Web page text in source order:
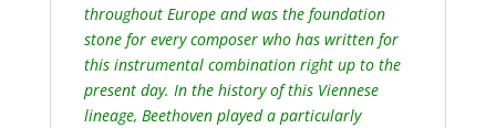
throughout Europe and was the foundation
stone for every composer who has written for
this instrumental combination right up to the
present day. In the history of this Viennese
lineage, Beethoven played a particularly